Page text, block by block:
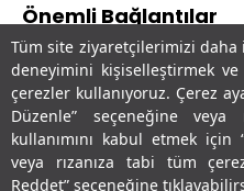
Tüm site ziyaretçilerimizi daha
deneyimini kişiselleştirmek
çerezler kullanıyoruz. Çerez
Düzenle” seçeneğine
kullanımını kabul etmek için
veya rızanıza tabi tüm
Reddet” seçeneğine
Önemli Bağlantılar
Adres & İletişim
Uygulamalarımız